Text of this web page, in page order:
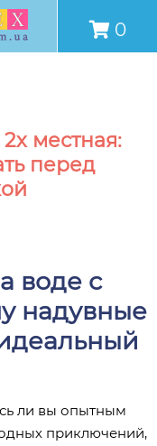
0
местная:
перед
воде с
надувные
ли вы опытным
приключений,